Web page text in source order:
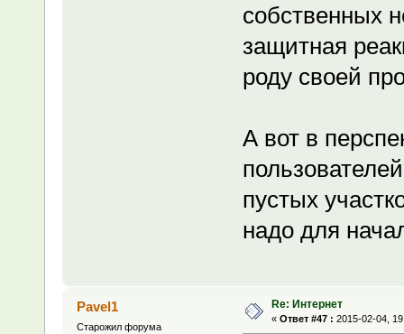
собственных
защитная
роду своей
А вот в
пустых
надо для
Pavel1
Старожил форума
Re: Интернет
« Ответ #47 : 2015-02-04,